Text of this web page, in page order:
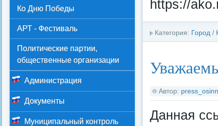
https://
Категория: Город /
Автор:
Данная
Ко Дню Победы
АРТ - Фестиваль
Политические партии,
общественные организации
Администрация
Документы
Муниципальный контроль